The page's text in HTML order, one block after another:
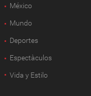
México
Mundo
Deportes
Espectàculos
Vida y Estilo